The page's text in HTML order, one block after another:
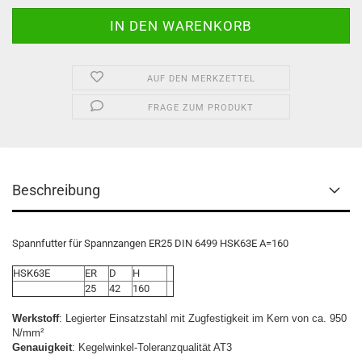
AUF DEN MERKZETTEL
FRAGE ZUM PRODUKT
Beschreibung
Spannfutter für Spannzangen ER25 DIN 6499 HSK63E A=160
HSK63E ER D
H
25
42 160
Werkstoff: Legierter Einsatzstahl mit Zugfestigkeit im Kern von ca. 950
N/mm²
Genauigkeit: Kegelwinkel-Toleranzqualität AT3